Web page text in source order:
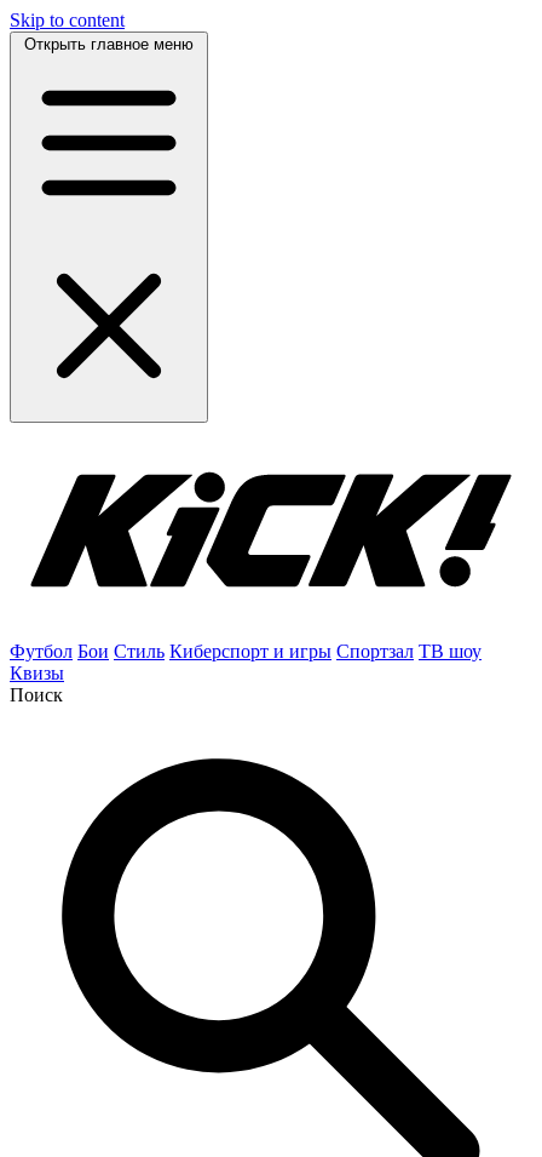
Skip to content
Открыть главное меню
Футбол Бои Стиль Киберспорт и игры Спортзал ТВ шоу
Квизы
Поиск